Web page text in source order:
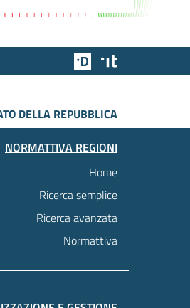
Team Digitale
DELLA REPUBBLICA
NORMATTIVA REGIONI
Home
Ricerca semplice
Ricerca avanzata
Normattiva